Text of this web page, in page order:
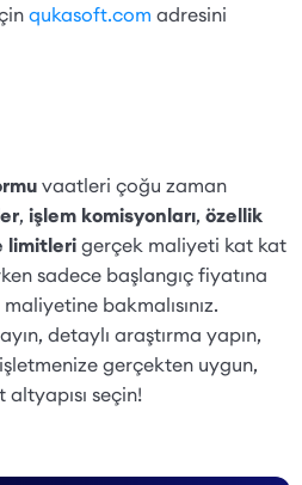
qukasoft.com adresini
vaatleri çoğu zaman
, işlem komisyonları, özellik
limitleri gerçek maliyeti kat kat
sadece başlangıç fiyatına
bakmalısınız.
detaylı araştırma yapın,
gerçekten uygun,
seçin!